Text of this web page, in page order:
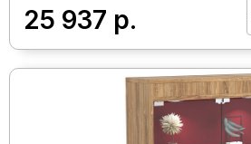
25 937 р.